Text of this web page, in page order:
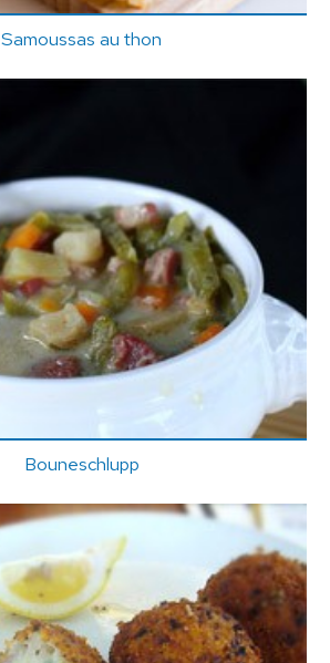
Samoussas au thon
Bouneschlupp